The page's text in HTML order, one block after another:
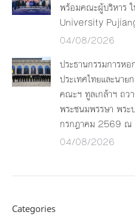
พร้อมคณะผู้บริหาร
University
04/08/2026
ประธานกรรมการหอ
ประเทศไทยและนา
คณะฯ ทูลเกล้าฯ ถว
พระชนมพรรษา พระ
กรกฎาคม 2569 ณ
04/08/2026
Categories